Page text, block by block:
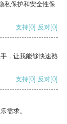
私保护和安全性保
支持[0] 反对[0]
，让我能够快速熟
支持[0] 反对[0]
需求。